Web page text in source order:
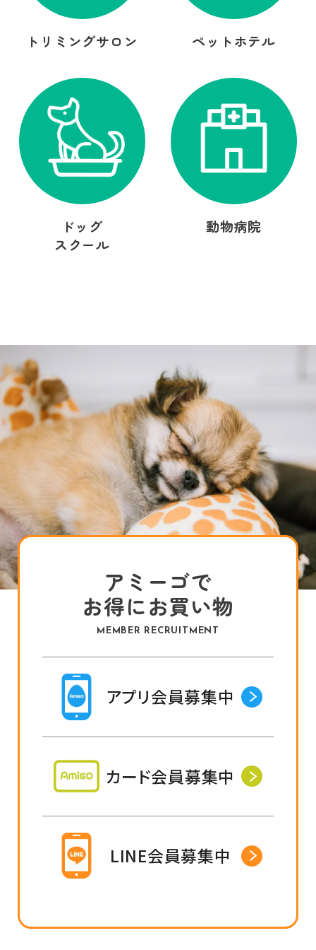
トリミングサロン ペットホテル
ドッグ
スクール
動物病院
アミーゴで
お得にお買い物
MEMBER RECRUITMENT
アプリ会員募集中
カード会員募集中
LINE会員募集中